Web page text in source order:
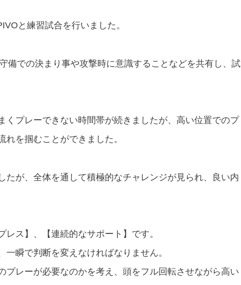
と練習試合を行いました。
備での決まり事や攻撃時に意識することなどを共有し、試
くプレーできない時間帯が続きましたが、高い位置でのプ
を掴むことができました。
たが、全体を通して積極的なチャレンジが見られ、良い内
ス】、【連続的なサポート】です。
瞬で判断を変えなければなりません。
プレーが必要なのかを考え、頭をフル回転させながら高い